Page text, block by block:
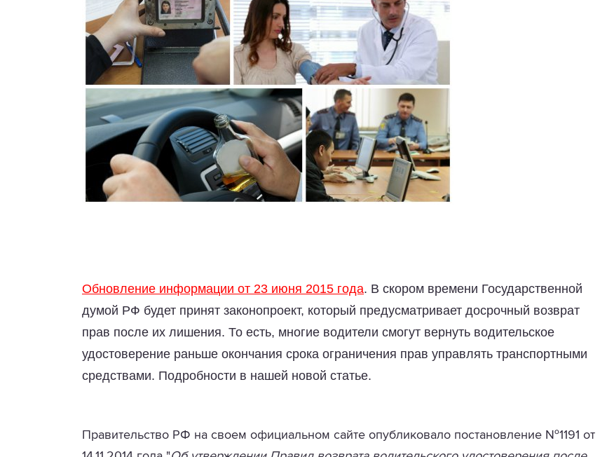
Обновление информации от 23 июня 2015 года. В скором времени Государственной
думой РФ будет принят законопроект, который предусматривает досрочный возврат
прав после их лишения. То есть, многие водители смогут вернуть водительское
удостоверение раньше окончания срока ограничения прав управлять транспортными
средствами. Подробности в нашей новой статье.
Правительство РФ на своем официальном сайте опубликовало постановление №1191 от